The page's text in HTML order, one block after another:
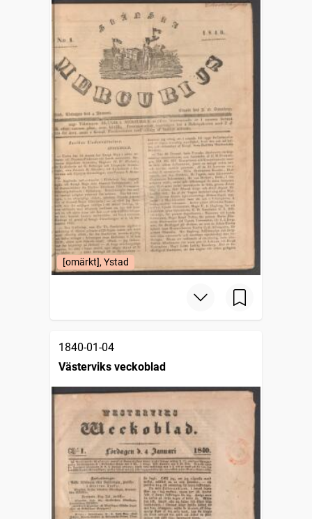
[omärkt], Ystad
1840-01-04
Västerviks veckoblad